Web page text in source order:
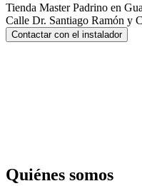
Tienda Master Padrino en
Calle Dr. Santiago Ramón y
Contactar con el instalador
Quiénes somos